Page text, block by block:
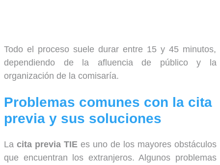
Todo el proceso suele durar entre 15 y 45 minutos,
dependiendo de la afluencia de público y la
organización de la comisaría.
Problemas comunes con la cita
previa y sus soluciones
La cita previa TIEes uno de los mayores obstáculos
que encuentran los extranjeros. Algunos problemas